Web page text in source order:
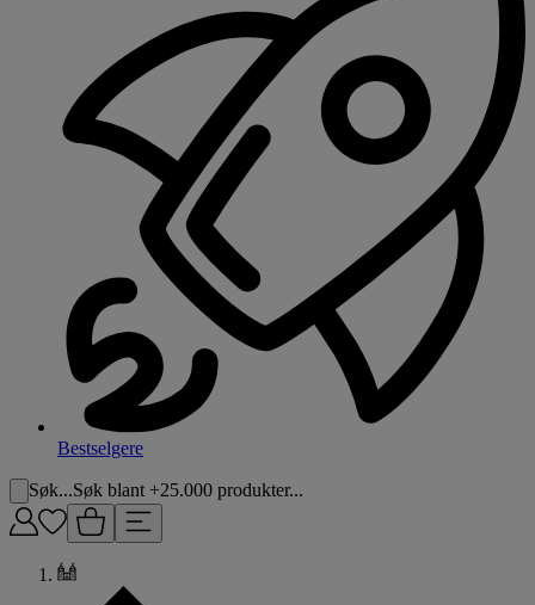
Bestselgere
Søk...Søk blant +25.000 produkter...